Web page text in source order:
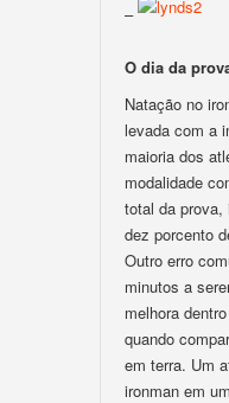
–
O dia da
Natação no
levada com a
maioria dos
modalidade
total da
dez porcento
Outro erro
minutos a
melhora
quando
em terra. Um
ironman em